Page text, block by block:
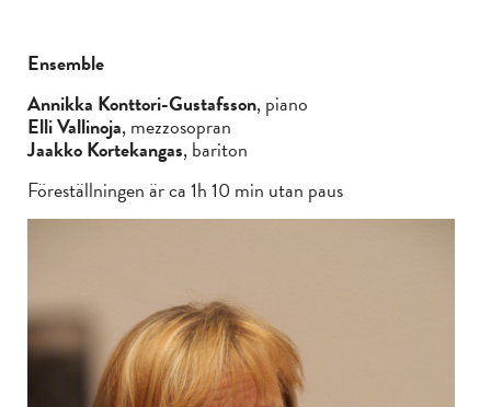
Ensemble
Annikka Konttori-Gustafsson, piano
Elli Vallinoja, mezzosopran
Jaakko Kortekangas, bariton
Föreställningen är ca 1h 10 min utan paus